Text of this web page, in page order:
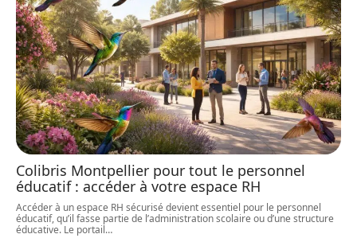
Colibris Montpellier pour tout le personnel
éducatif : accéder à votre espace RH
Accéder à un espace RH sécurisé devient essentiel pour le personnel
éducatif, qu’il fasse partie de l’administration scolaire ou d’une structure
éducative. Le portail…